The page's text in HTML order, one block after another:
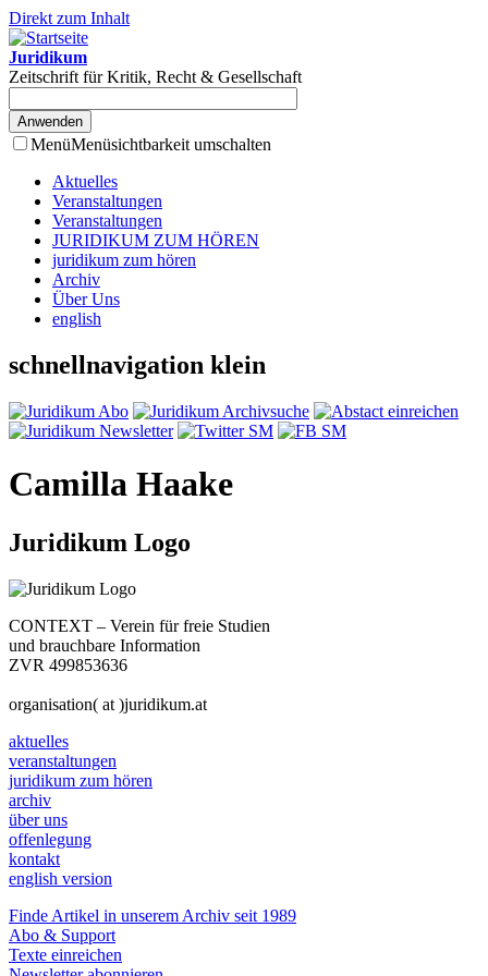
Direkt zum Inhalt
Juridikum
Zeitschrift für Kritik, Recht & Gesellschaft
MenüMenüsichtbarkeit umschalten
Aktuelles
Veranstaltungen
Veranstaltungen
JURIDIKUM ZUM HÖREN
juridikum zum hören
Archiv
Über Uns
english
schnellnavigation klein
Camilla Haake
Juridikum Logo
CONTEXT – Verein für freie Studien
und brauchbare Information
ZVR 499853636
organisation( at )juridikum.at
aktuelles
veranstaltungen
juridikum zum hören
archiv
über uns
offenlegung
kontakt
english version
Finde Artikel in unserem Archiv seit 1989
Abo & Support
Texte einreichen